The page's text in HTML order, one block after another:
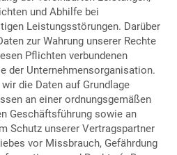
und Abhilfe bei
Leistungsstörungen. Darüber
zur Wahrung unserer Rechte
Pflichten verbundenen
der Unternehmensorganisation.
die Daten auf Grundlage
an einer ordnungsgemäßen
Geschäftsführung sowie an
Schutz unserer Vertragspartner
vor Missbrauch, Gefährdung